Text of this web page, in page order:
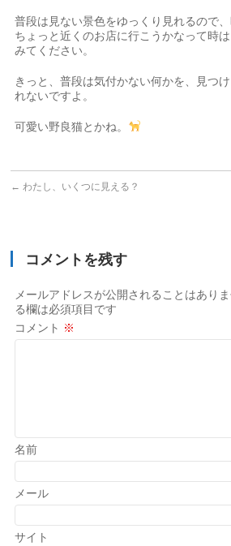
普段は見ない景色をゆっくり見れるので、
ちょっと近くのお店に行こうかなって時
みてください。
きっと、普段は気付かない何かを、見つ
れないですよ。
可愛い野良猫とかね。
← わたし、いくつに見える？
コメントを残す
メールアドレスが公開されることはありま
る欄は必須項目です
コメント ※
名前
メール
サイト